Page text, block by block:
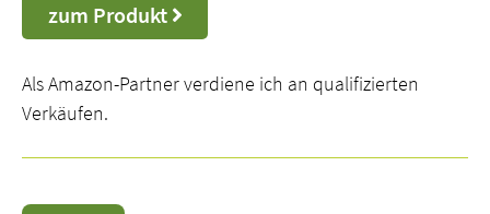
zum Produkt
Als Amazon-Partner verdiene ich an qualifizierten
Verkäufen.